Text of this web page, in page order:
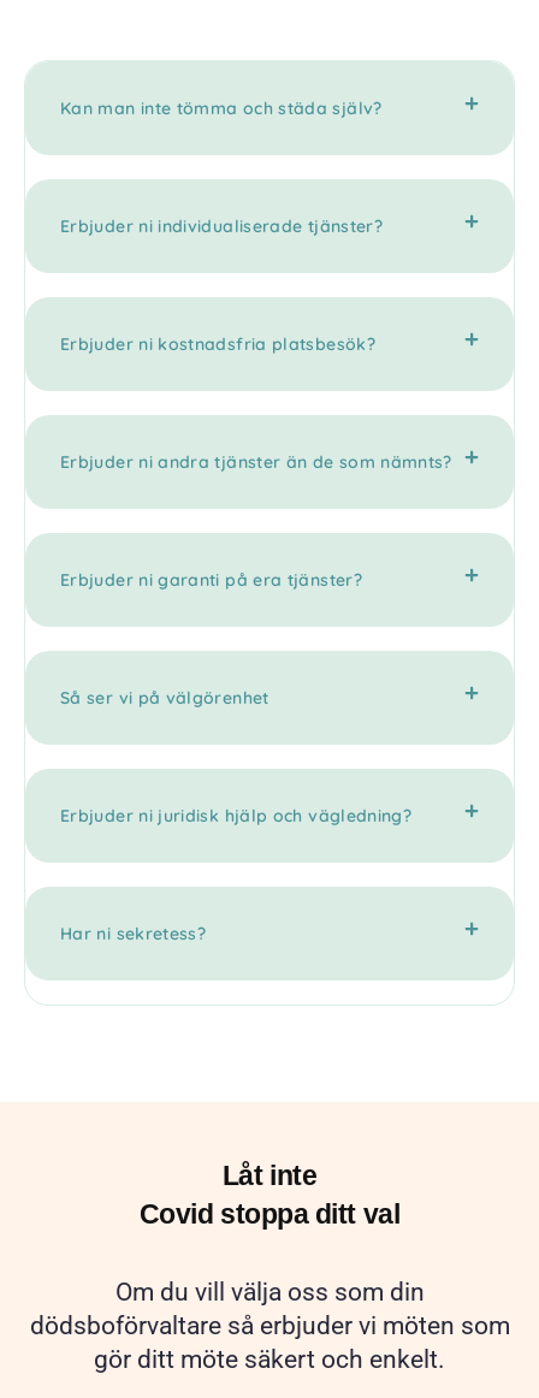
Kan man inte tömma och städa själv?
Erbjuder ni individualiserade tjänster?
Erbjuder ni kostnadsfria platsbesök?
Erbjuder ni andra tjänster än de som nämnts?
Erbjuder ni garanti på era tjänster?
Så ser vi på välgörenhet
Erbjuder ni juridisk hjälp och vägledning?
Har ni sekretess?
Låt inte
Covid stoppa ditt val
Om du vill välja oss som din
dödsboförvaltare så erbjuder vi möten som
gör ditt möte säkert och enkelt.